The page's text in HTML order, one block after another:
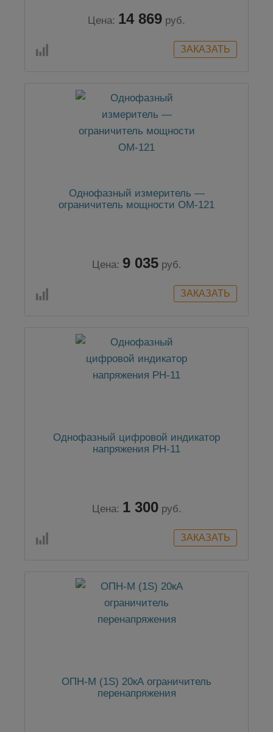
Цена: 14 869 руб.
Однофазный измеритель —
ограничитель мощности ОМ-121
Цена: 9 035 руб.
Однофазный цифровой индикатор
напряжения РН-11
Цена: 1 300 руб.
ОПН-М (1S) 20кА ограничитель
перенапряжения